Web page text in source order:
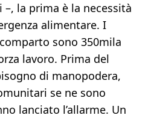
la prima è la necessità
alimentare. I
sono 350mila
lavoro. Prima del
di manopodera,
se ne sono
lanciato l’allarme. Un